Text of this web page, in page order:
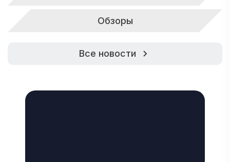
Обзоры
Все новости